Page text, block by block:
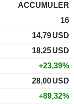
ACCUMULER
16
14,79USD
18,25USD
+23,39%
28,00USD
+89,32%